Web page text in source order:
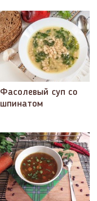
Фасолевый суп со
шпинатом